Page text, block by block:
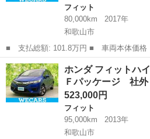
フィット
80,000km
2017年
和歌山市
■ 支払総額: 101.8万円 ■ 車両本体価格： 902,000 円 ■ メーカー
名： ホンダ ■ 車種名： フィット ■
パッケージファインエディション 保証
ーブレーキ...
和歌山 和歌山市 フィット
ホンダ フィットハ
Ｆパッケージ 社
523,000円
フィット
95,000km
2013年
和歌山市